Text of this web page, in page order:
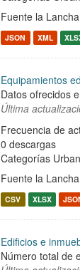
Fuente la Lancha
JSON XML
Equipamientos
Datos ofrecidos
Última
Frecuencia de
0 descargas
Categorías
Fuente la Lancha
CSV XLSX
Edificios e
Número total de